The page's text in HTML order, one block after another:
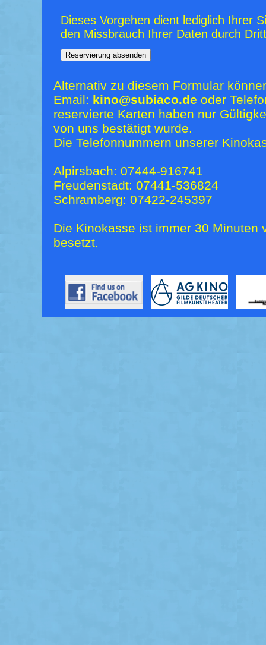
Dieses Vorgehen dient lediglich Ihrer
den Missbrauch Ihrer Daten durch
Alternativ zu diesem Formular
Email: kino@subiaco.de oder
reservierte Karten haben nur
von uns bestätigt wurde.
Die Telefonnummern unserer
Alpirsbach: 07444-916741
Freudenstadt: 07441-536824
Schramberg: 07422-245397
Die Kinokasse ist immer 30 Minuten
besetzt.